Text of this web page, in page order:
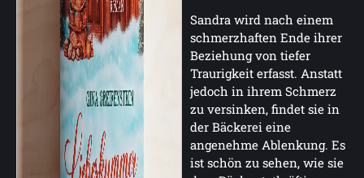
Sandra wird nach einem
schmerzhaften Ende ihrer
Beziehung von tiefer
Traurigkeit erfasst. Anstatt
jedoch in ihrem Schmerz
zu versinken, findet sie in
der Bäckerei eine
angenehme Ablenkung. Es
ist schön zu sehen, wie sie